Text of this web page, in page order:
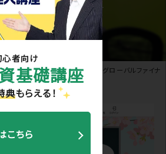
心者向け
基礎講座
典もらえる！
こちら
せ・メディア実績 -
> Global Financial School<グローバルファイナ
リニューアルいたしました